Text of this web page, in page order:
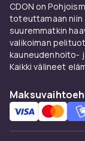
CDON on
toteuttamaan niin
suuremmatkin
valikoiman
kauneudenhoito-
Kaikki välineet